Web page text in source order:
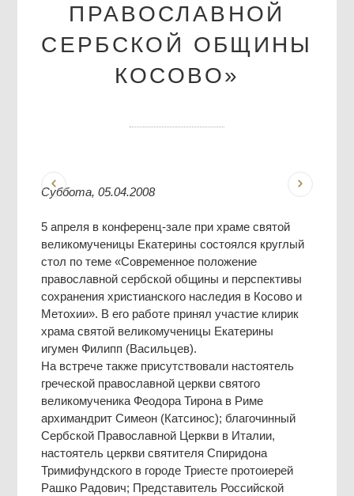
ПРАВОСЛАВНОЙ
СЕРБСКОЙ ОБЩИНЫ
КОСОВО»
Суббота, 05.04.2008
5 апреля в конференц-зале при храме святой
великомученицы Екатерины состоялся круглый
стол по теме «Современное положение
православной сербской общины и перспективы
сохранения христианского наследия в Косово и
Метохии». В его работе принял участие клирик
храма святой великомученицы Екатерины
игумен Филипп (Васильцев).
На встрече также присутствовали настоятель
греческой православной церкви святого
великомученика Феодора Тирона в Риме
архимандрит Симеон (Катсинос); благочинный
Сербской Православной Церкви в Италии,
настоятель церкви святителя Спиридона
Тримифундского в городе Триесте протоиерей
Рашко Радович; Представитель Российской